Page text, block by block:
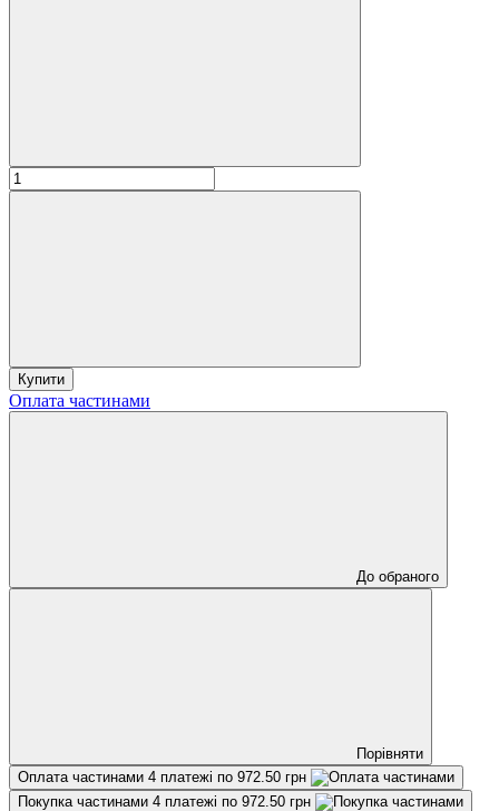
Купити
Оплата частинами
До обраного
Порівняти
Оплата частинами 4 платежі по 972.50 грн
Покупка частинами 4 платежі по 972.50 грн